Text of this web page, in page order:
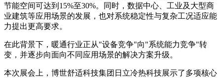
节能空间可达到15%至30%。同时，数据中心、工业及大型商
业建筑等应用场景的发展，也对系统稳定性与复杂工况适应能
力提出更高要求。
在此背景下，暖通行业正从"设备竞争"向"系统能力竞争"转
变，并逐步向面向不同应用场景的解决方案升级。
本次展会上，博世舒适科技集团日立冷热科技展示了多项核心